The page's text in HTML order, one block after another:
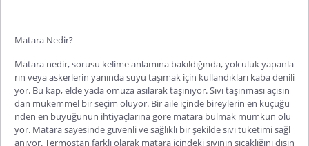
Matara Nedir?
Matara nedir, sorusu kelime anlamına bakıldığında, yolculuk yapanla
rın veya askerlerin yanında suyu taşımak için kullandıkları kaba denili
yor. Bu kap, elde yada omuza asılarak taşınıyor. Sıvı taşınması açısın
dan mükemmel bir seçim oluyor. Bir aile içinde bireylerin en küçüğü
nden en büyüğünün ihtiyaçlarına göre matara bulmak mümkün olu
yor. Matara sayesinde güvenli ve sağlıklı bir şekilde sıvı tüketimi sağl
anıyor. Termostan farklı olarak matara içindeki sıvının sıcaklığını dışın